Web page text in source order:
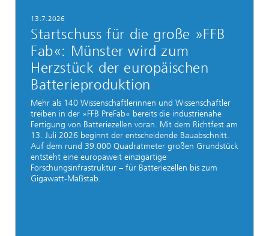
13.7.2026
Startschuss für die große »FFB
Fab«: Münster wird zum
Herzstück der europäischen
Batterieproduktion
Mehr als 140 Wissenschaftlerinnen und Wissenschaftler
treiben in der »FFB PreFab« bereits die industrienahe
Fertigung von Batteriezellen voran. Mit dem Richtfest am
13. Juli 2026 beginnt der entscheidende Bauabschnitt.
Auf dem rund 39.000 Quadratmeter großen Grundstück
entsteht eine europaweit einzigartige
Forschungsinfrastruktur – für Batteriezellen bis zum
Gigawatt-Maßstab.